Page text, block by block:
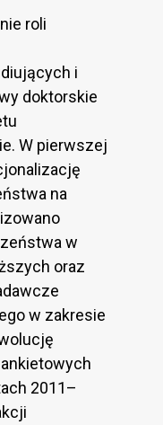
roli
i
doktorskie
W pierwszej
na
w
oraz
w zakresie
2011–